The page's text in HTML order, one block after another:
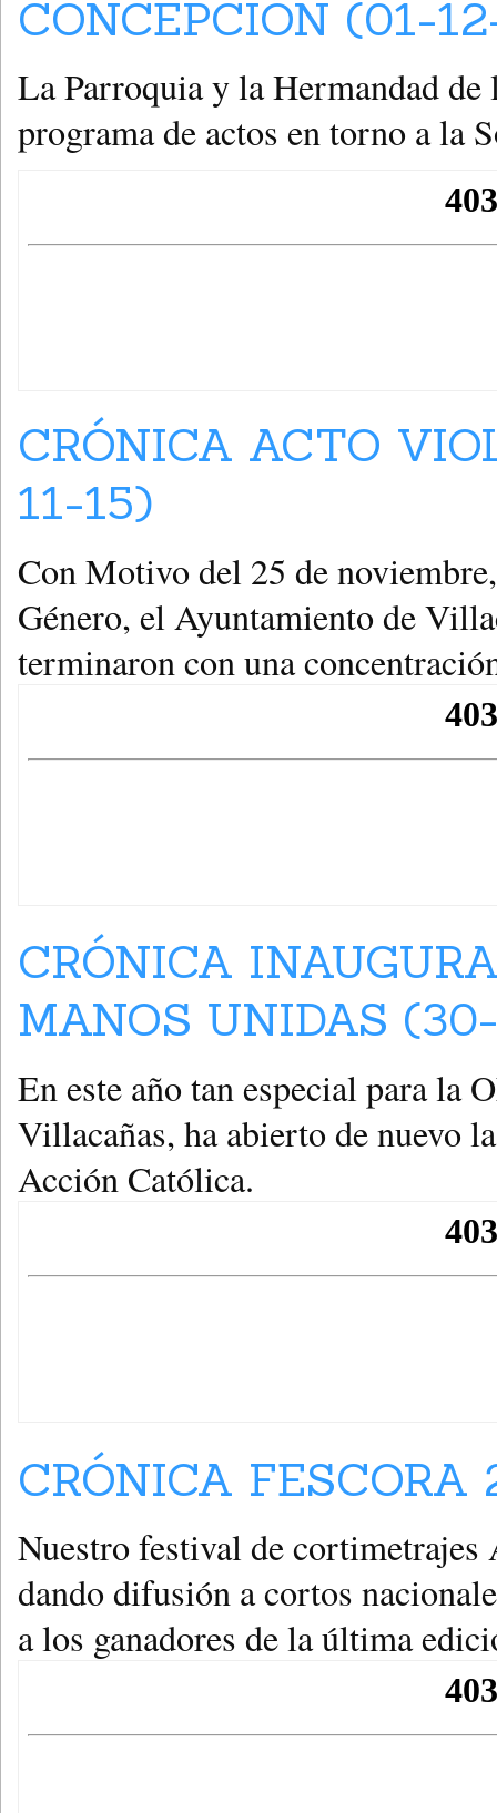
CONCEPCIÓN (01-
La Parroquia y la Hermandad
programa de actos en torno a la
CRÓNICA ACTO
11-15)
Con Motivo del 25 de
Género, el Ayuntamiento de
terminaron con una
CRÓNICA
MANOS UNIDAS
En este año tan especial para la
Villacañas, ha abierto de nuevo
Acción Católica.
CRÓNICA
Nuestro festival de cortimetrajes
dando difusión a cortos
a los ganadores de la última